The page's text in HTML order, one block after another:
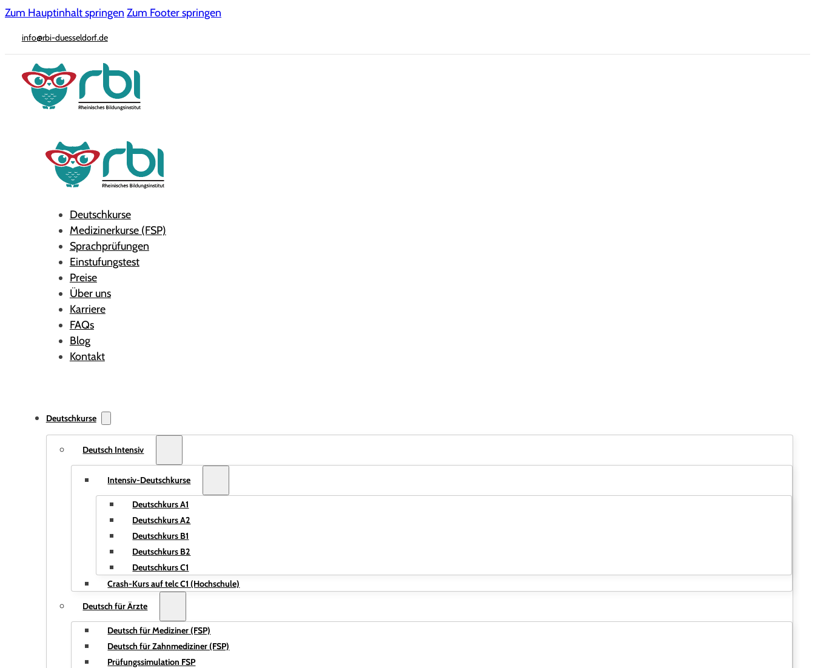
Zum Hauptinhalt springen Zum Footer springen
info@rbi-duesseldorf.de
Deutschkurse
Medizinerkurse (FSP)
Sprachprüfungen
Einstufungstest
Preise
Über uns
Karriere
FAQs
Blog
Kontakt
Deutschkurse
Deutsch Intensiv
Intensiv-Deutschkurse
Deutschkurs A1
Deutschkurs A2
Deutschkurs B1
Deutschkurs B2
Deutschkurs C1
Crash-Kurs auf telc C1 (Hochschule)
Deutsch für Ärzte
Deutsch für Mediziner (FSP)
Deutsch für Zahnmediziner (FSP)
Prüfungssimulation FSP